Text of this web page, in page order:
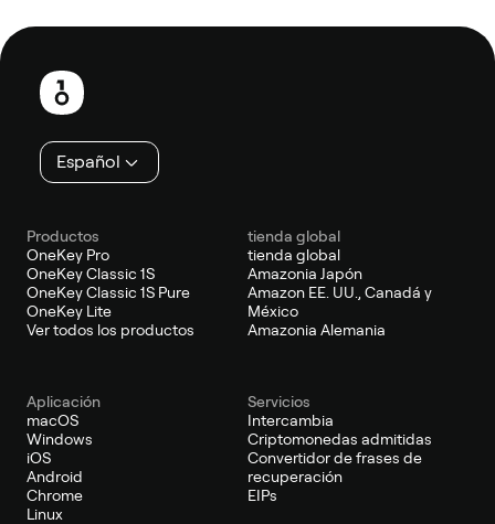
Pie
página
Español
Productos
OneKey Pro
OneKey Classic 1S
OneKey Classic 1S Pure
OneKey Lite
Ver todos los productos
tienda global
tienda global
Amazonia Japón
Amazon EE. UU., Canadá y
México
Amazonia Alemania
Aplicación
macOS
Windows
iOS
Android
Chrome
Linux
Servicios
Intercambia
Criptomonedas admitidas
Convertidor de frases de
recuperación
EIPs